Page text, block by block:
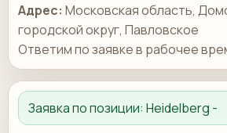
Адрес: Московская область,
городской округ, Павловское
Ответим по заявке в рабочее
Заявка по позиции: Heidelberg -